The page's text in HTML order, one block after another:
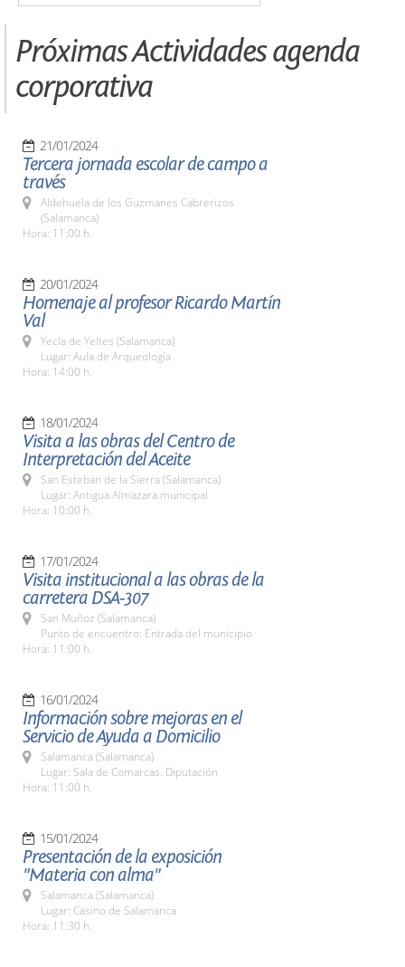
Próximas Actividades agenda
corporativa
21/01/2024
Tercera jornada escolar de campo a
través
Aldehuela de los Guzmanes Cabrerizos
(Salamanca)
Hora: 11:00 h.
20/01/2024
Homenaje al profesor Ricardo Martín
Val
Yecla de Yeltes (Salamanca)
Lugar: Aula de Arqueología
Hora: 14:00 h.
18/01/2024
Visita a las obras del Centro de
Interpretación del Aceite
San Esteban de la Sierra (Salamanca)
Lugar: Antigua Almazara municipal
Hora: 10:00 h.
17/01/2024
Visita institucional a las obras de la
carretera DSA-307
San Muñoz (Salamanca)
Punto de encuentro: Entrada del municipio
Hora: 11:00 h.
16/01/2024
Información sobre mejoras en el
Servicio de Ayuda a Domicilio
Salamanca (Salamanca)
Lugar: Sala de Comarcas. Diputación
Hora: 11:00 h.
15/01/2024
Presentación de la exposición
"Materia con alma"
Salamanca (Salamanca)
Lugar: Casino de Salamanca
Hora: 11:30 h.